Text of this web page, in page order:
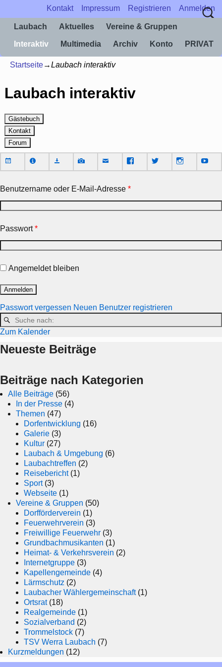
Kontakt Impressum Registrieren Anmelden
Laubach Aktuelles Vereine & Gruppen
Interaktiv Multimedia Archiv Konto PRIVAT
Startseite→Laubach interaktiv
Laubach interaktiv
Benutzername oder E-Mail-Adresse *
Passwort*
Angemeldet bleiben
Passwort vergessen Neuen Benutzer registrieren
Zum Kalender
Neueste Beiträge
Beiträge nach Kategorien
Alle Beiträge (56)
In der Presse (4)
Themen (47)
Dorfentwicklung (16)
Galerie (3)
Kultur (27)
Laubach & Umgebung (6)
Laubachtreffen (2)
Reisebericht(1)
Sport(3)
Webseite (1)
Vereine & Gruppen (50)
Dorfförderverein (1)
Feuerwehrverein (3)
Freiwillige Feuerwehr (3)
Grundbachmusikanten (1)
Heimat- & Verkehrsverein (2)
Internetgruppe (3)
Kapellengemeinde (4)
Lärmschutz (2)
Laubacher Wählergemeinschaft(1)
Ortsrat(18)
Realgemeinde (1)
Sozialverband (2)
Trommelstock (7)
TSV Werra Laubach (7)
Kurzmeldungen (12)